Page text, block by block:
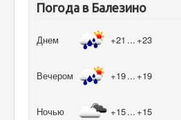
Погода в Балезино
Днем +21 ... +23
Вечером +19... +19
Ночью +15... +15